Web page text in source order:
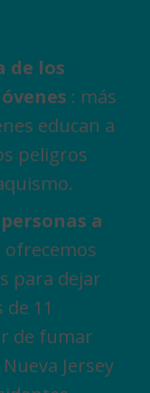
de los
: más
educan a
peligros
a
ofrecemos
para dejar
11
de fumar
Jersey